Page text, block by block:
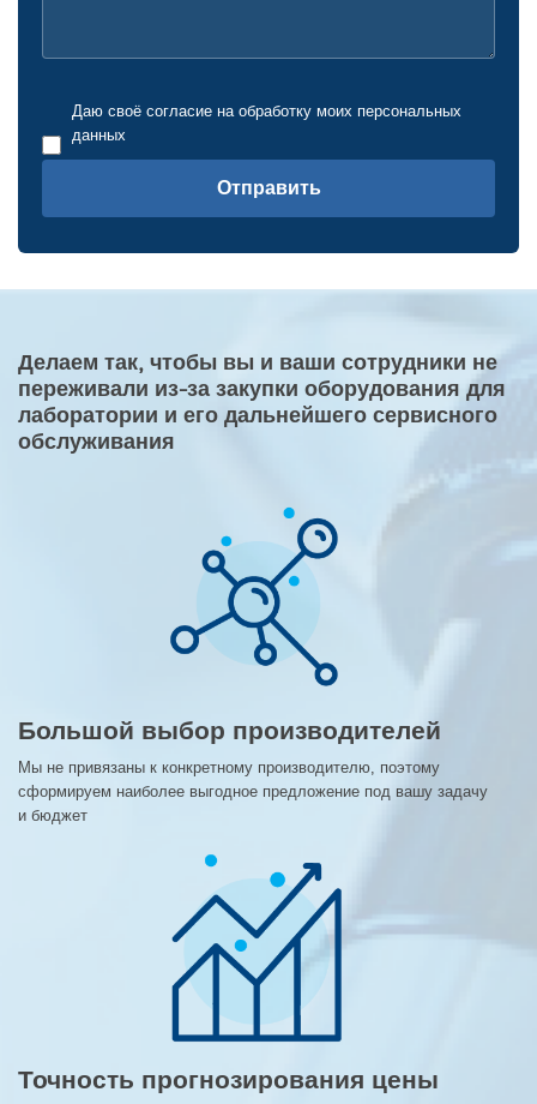
Даю своё согласие на обработку моих персональных
данных
Отправить
Делаем так, чтобы вы и ваши сотрудники не
переживали из-за закупки оборудования для
лаборатории и его дальнейшего сервисного
обслуживания
Большой выбор производителей
Мы не привязаны к конкретному производителю, поэтому
сформируем наиболее выгодное предложение под вашу задачу
и бюджет
Точность прогнозирования цены